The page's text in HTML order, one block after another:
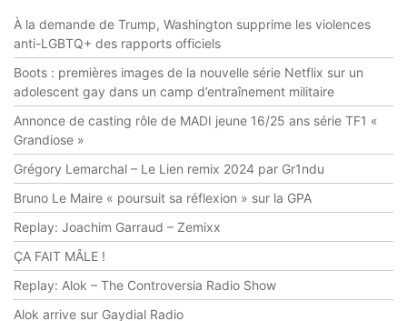
À la demande de Trump, Washington supprime les violences
anti-LGBTQ+ des rapports officiels
Boots : premières images de la nouvelle série Netflix sur un
adolescent gay dans un camp d’entraînement militaire
Annonce de casting rôle de MADI jeune 16/25 ans série TF1 «
Grandiose »
Grégory Lemarchal – Le Lien remix 2024 par Gr1ndu
Bruno Le Maire « poursuit sa réflexion » sur la GPA
Replay: Joachim Garraud – Zemixx
ÇA FAIT MÂLE !
Replay: Alok – The Controversia Radio Show
Alok arrive sur Gaydial Radio